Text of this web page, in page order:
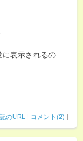
表示されるの
のURL | コメント(2) |